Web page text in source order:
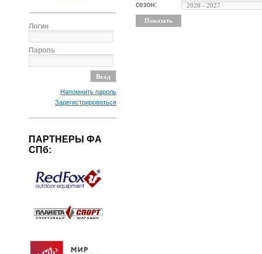
Логин
Пароль
Напомнить пароль
Зарегистрироваться
ПАРТНЕРЫ ФА
СПб:
сезон: